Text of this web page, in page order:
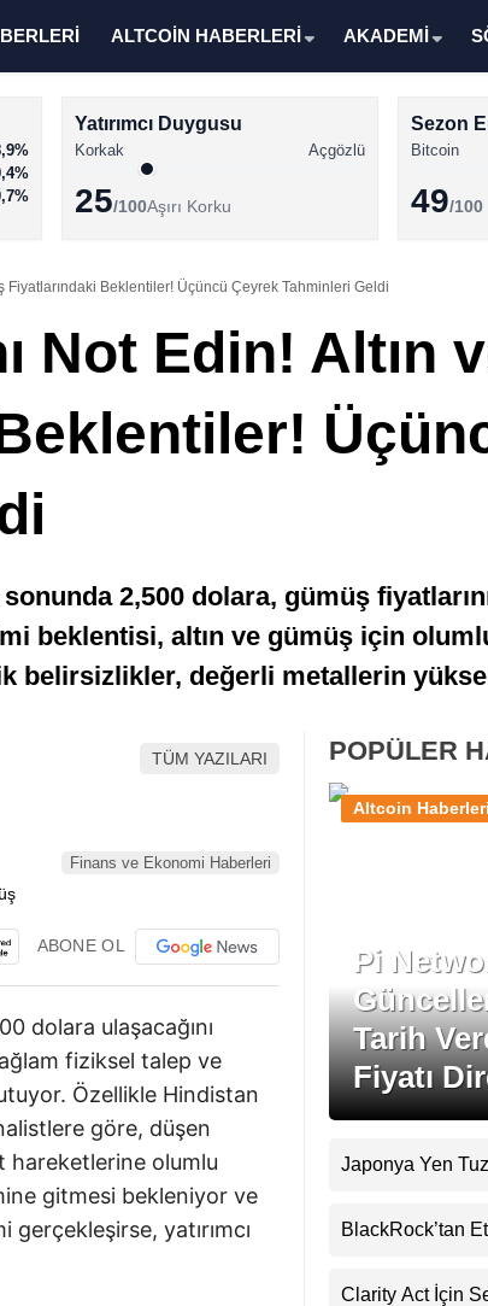
ALTCOİN HABERLERİ AKADEMİ
Yatırımcı Duygusu
Korkak Açgözlü
25/100Aşırı Korku
Sezon
Bitcoin
49/100
Fiyatlarındaki Beklentiler! Üçüncü Çeyrek Tahminleri Geldi
Not Edin! Altın
2,500 dolara, gümüş
beklentisi, altın ve gümüş için
belirsizlikler, değerli metallerin
TÜM YAZILARI
Finans ve Ekonomi Haberleri
ABONE OL
dolara ulaşacağını
fiziksel talep ve
Özellikle Hindistan
göre, düşen
hareketlerine olumlu
gitmesi bekleniyor ve
yatırımcı
POPÜLER
Pi
Tarih
Fiyatı
Altcoin Haberleri
Japonya Yen
BlackRock’tan
Clarity Act İçin